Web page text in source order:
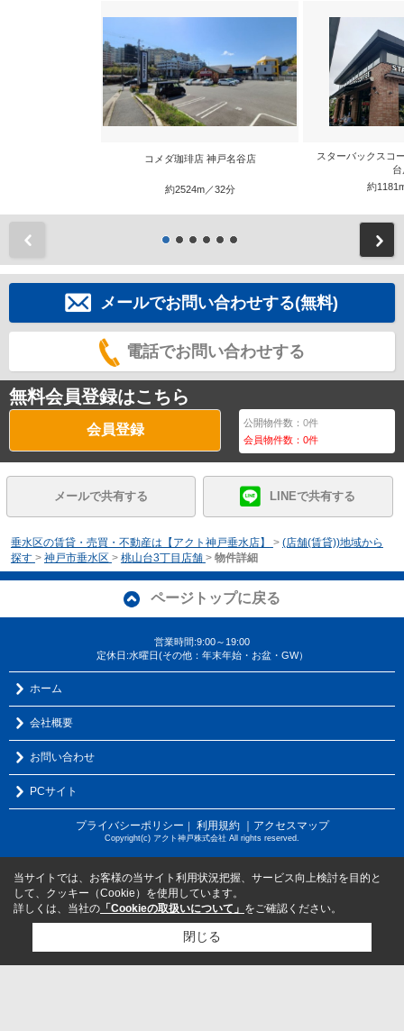
コメダ珈琲店 神戸名谷店
約2524m／32分
スターバックスコ
台
約
メールでお問い合わせする(無料)
電話でお問い合わせする
無料会員登録はこちら
会員登録 公開物件数：0件
会員物件数：0件
メールで共有する LINEで共有する
垂水区の賃貸・売買・不動産は【アクト神戸垂水店】 > (店舗(賃貸))地域から
探す > 神戸市垂水区 > 桃山台3丁目店舗 > 物件詳細
ページトップに戻る
営業時間:9:00～19:00
定休日:水曜日(その他：年末年始・お盆・GW）
ホーム
会社概要
お問い合わせ
PCサイト
プライバシーポリシー ｜ 利用規約 ｜アクセスマップ
Copyright(c) アクト神戸株式会社 All rights reserved.
当サイトでは、お客様の当サイト利用状況把握、サービス向上検討を目的と
して、クッキー（Cookie）を使用しています。
詳しくは、当社の 「Cookieの取扱いについて」 をご確認ください。
閉じる